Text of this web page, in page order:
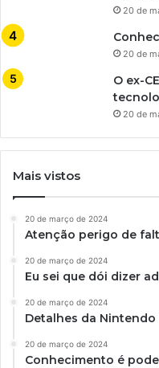
20 de
20 de
O ex-
20 de
Mais vistos
20 de março de 2024
Atenção perigo de
20 de março de 2024
Eu sei que dói dizer
20 de março de 2024
Detalhes da
20 de março de 2024
Conhecimento é